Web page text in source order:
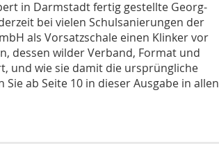
in Darmstadt fertig gestellte Georg-
bei vielen Schulsanierungen der
als Vorsatzschale einen Klinker vor
dessen wilder Verband, Format und
und wie sie damit die ursprüngliche
ab Seite 10 in dieser Ausgabe in allen